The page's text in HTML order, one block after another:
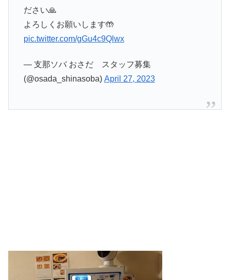
ださい🙏
よろしくお願いします🤲
pic.twitter.com/gGu4c9Qlwx
— 支那ソバ おさだ スタッフ募集
(@osada_shinasoba) April 27, 2023